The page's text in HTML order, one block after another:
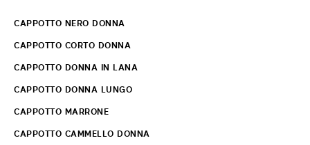
CAPPOTTO NERO DONNA
CAPPOTTO CORTO DONNA
CAPPOTTO DONNA IN LANA
CAPPOTTO DONNA LUNGO
CAPPOTTO MARRONE
CAPPOTTO CAMMELLO DONNA